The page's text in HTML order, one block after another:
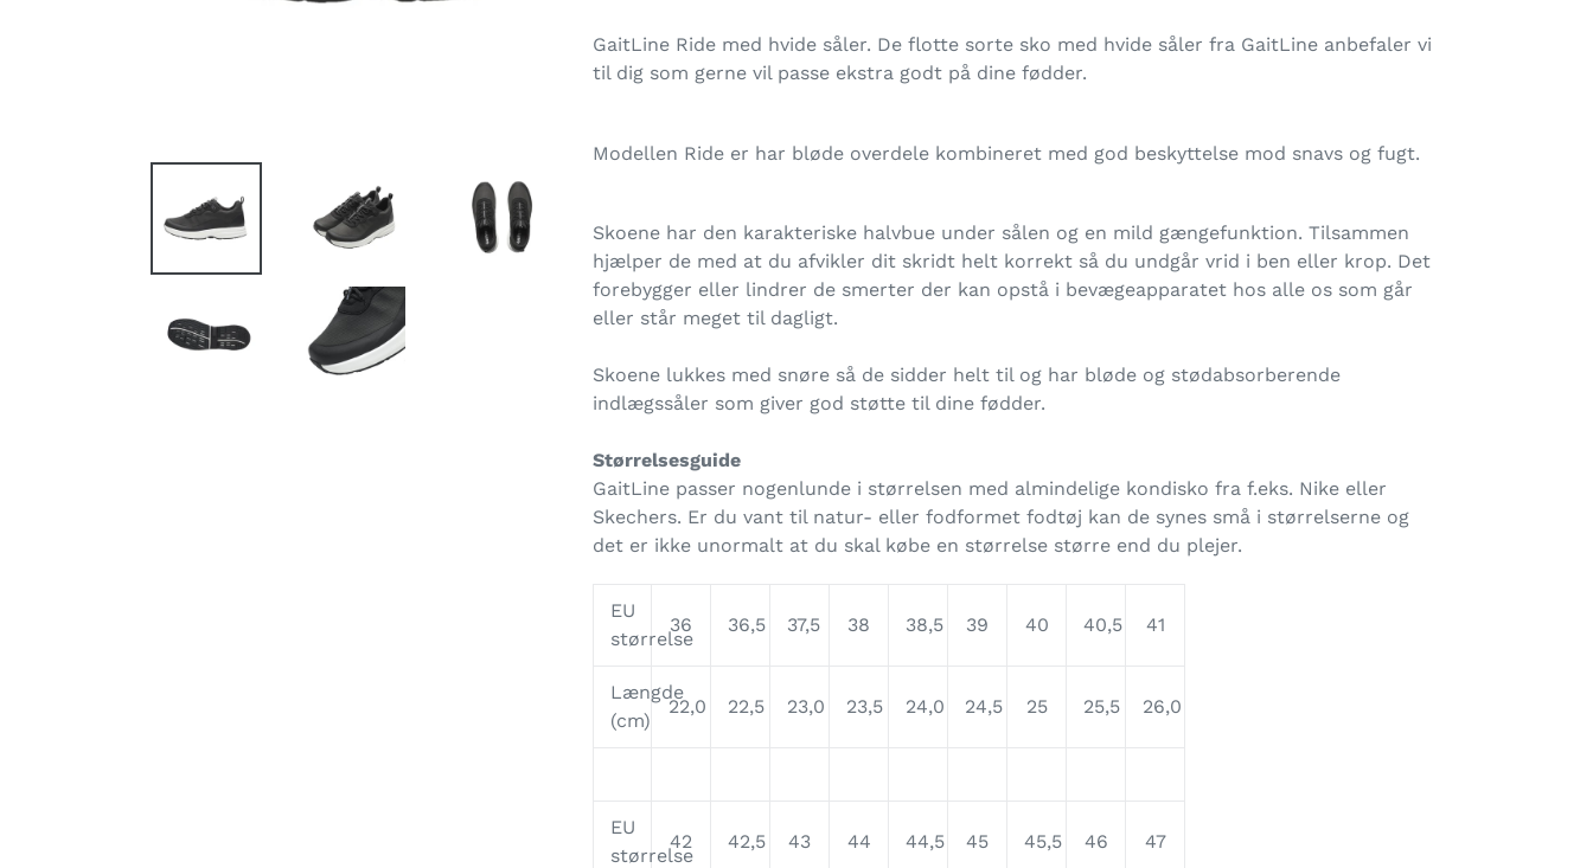
produkt
i
GaitLine Ride med hvide såler. De flotte sorte sko med hvide såler fra GaitLine anbefaler vi
til dig som gerne vil passe ekstra godt på dine fødder.
Modellen Ride er har bløde overdele kombineret med god beskyttelse mod snavs og fugt.
Skoene har den karakteriske halvbue under sålen og en mild gængefunktion. Tilsammen
hjælper de med at du afvikler dit skridt helt korrekt så du undgår vrid i ben eller krop. Det
forebygger eller lindrer de smerter der kan opstå i bevægeapparatet hos alle os som går
eller står meget til dagligt.
Skoene lukkes med snøre så de sidder helt til og har bløde og stødabsorberende
indlægssåler som giver god støtte til dine fødder.
Størrelsesguide
GaitLine passer nogenlunde i størrelsen med almindelige kondisko fra f.eks. Nike eller
Skechers. Er du vant til natur- eller fodformet fodtøj kan de synes små i størrelserne og
det er ikke unormalt at du skal købe en størrelse større end du plejer.
EU
størrelse
36 36,5 37,5 38 38,5 39 40 40,5 41
Længde
(cm)
22,0 22,5 23,0 23,5 24,0 24,5 25 25,5 26,0
EU
størrelse
42 42,5 43 44 44,5 45 45,5 46 47